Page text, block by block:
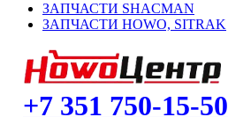
ЗАПЧАСТИ SHACMAN
ЗАПЧАСТИ HOWO, SITRAK
+7 351 750-15-50